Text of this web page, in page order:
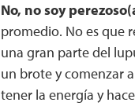
No, no soy
promedio. No es que
una gran parte del
un brote y comenzar
tener la energía y